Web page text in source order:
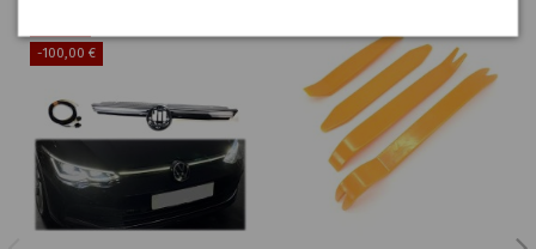
-100,00 €